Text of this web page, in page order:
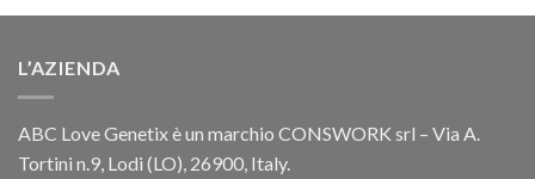
L’AZIENDA
ABC Love Genetix è un marchio CONSWORK srl – Via A.
Tortini n.9, Lodi (LO), 26900, Italy.